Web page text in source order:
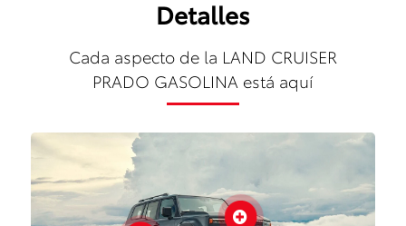
Detalles
Cada aspecto de la LAND CRUISER
PRADO GASOLINA está aquí
